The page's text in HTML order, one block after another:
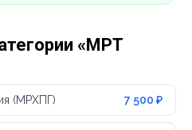
«МРТ
(МРХПГ) 7 500 ₽